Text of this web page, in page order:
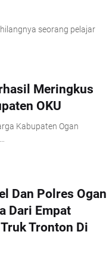
seorang pelajar
Meringkus
OKU
Kabupaten Ogan
Dan Polres Ogan
Dari Empat
Tronton Di